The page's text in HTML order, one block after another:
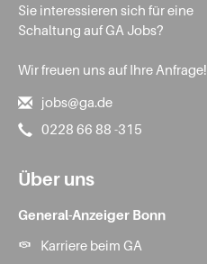
Sie interessieren sich für eine
Schaltung auf GA Jobs?
Wir freuen uns auf Ihre Anfrage!
jobs@ga.de
0228 66 88 -315
Über uns
General-Anzeiger Bonn
Karriere beim GA